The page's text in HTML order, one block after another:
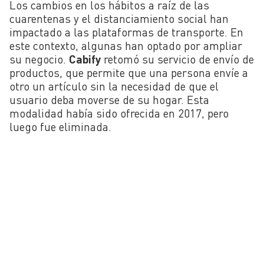
Los cambios en los hábitos a raíz de las
cuarentenas y el distanciamiento social han
impactado a las plataformas de transporte. En
este contexto, algunas han optado por ampliar
su negocio. Cabify retomó su servicio de envío de
productos, que permite que una persona envíe a
otro un artículo sin la necesidad de que el
usuario deba moverse de su hogar. Esta
modalidad había sido ofrecida en 2017, pero
luego fue eliminada.